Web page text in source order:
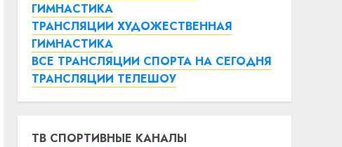
ГИМНАСТИКА
ТРАНСЛЯЦИИ ХУДОЖЕСТВЕННАЯ
ГИМНАСТИКА
ВСЕ ТРАНСЛЯЦИИ СПОРТА НА СЕГОДНЯ
ТРАНСЛЯЦИИ ТЕЛЕШОУ
ТВ СПОРТИВНЫЕ КАНАЛЫ